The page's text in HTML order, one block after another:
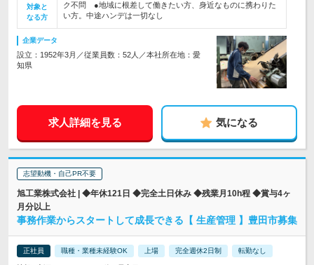
対象と
なる方
ク不問 ●地域に根差して働きたい方、身近なものに携わりた
い方。中途ハンデは一切なし
企業データ
設立：1952年3月／従業員数：52人／本社所在地：愛
知県
求人詳細を見る 気になる
志望動機・自己PR不要
旭工業株式会社 | ◆年休121日 ◆完全土日休み ◆残業月10h程 ◆賞与4ヶ
月分以上
事務作業からスタートして成長できる【 生産管理 】豊田市募集
正社員 職種・業種未経験OK 上場 完全週休2日制 転勤なし